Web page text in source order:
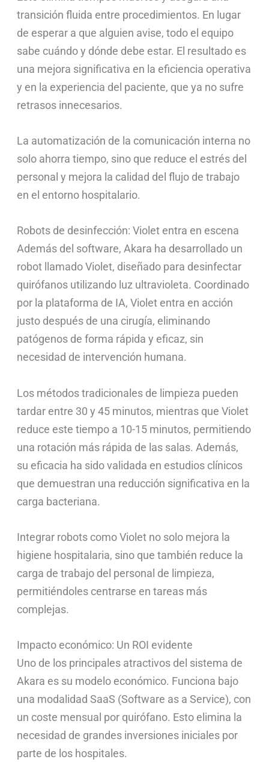
transición fluida entre procedimientos. En lugar
de esperar a que alguien avise, todo el equipo
sabe cuándo y dónde debe estar. El resultado es
una mejora significativa en la eficiencia operativa
y en la experiencia del paciente, que ya no sufre
retrasos innecesarios.
La automatización de la comunicación interna no
solo ahorra tiempo, sino que reduce el estrés del
personal y mejora la calidad del flujo de trabajo
en el entorno hospitalario.
Robots de desinfección: Violet entra en escena
Además del software, Akara ha desarrollado un
robot llamado Violet, diseñado para desinfectar
quirófanos utilizando luz ultravioleta. Coordinado
por la plataforma de IA, Violet entra en acción
justo después de una cirugía, eliminando
patógenos de forma rápida y eficaz, sin
necesidad de intervención humana.
Los métodos tradicionales de limpieza pueden
tardar entre 30 y 45 minutos, mientras que Violet
reduce este tiempo a 10-15 minutos, permitiendo
una rotación más rápida de las salas. Además,
su eficacia ha sido validada en estudios clínicos
que demuestran una reducción significativa en la
carga bacteriana.
Integrar robots como Violet no solo mejora la
higiene hospitalaria, sino que también reduce la
carga de trabajo del personal de limpieza,
permitiéndoles centrarse en tareas más
complejas.
Impacto económico: Un ROI evidente
Uno de los principales atractivos del sistema de
Akara es su modelo económico. Funciona bajo
una modalidad SaaS (Software as a Service), con
un coste mensual por quirófano. Esto elimina la
necesidad de grandes inversiones iniciales por
parte de los hospitales.